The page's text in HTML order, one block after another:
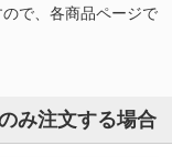
で、各商品ページで
み注文する場合